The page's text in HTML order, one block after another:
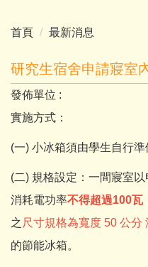
到
要
內
容
區
首頁 最新消息
研究生宿舍申請寢室
發佈單位 :
實施方式：
(一) 小冰箱須由學生自行準
(二) 規格設定：一間寢室
消耗電功率不得超過100瓦
之 尺寸規格為寬度 50 公分
的節能冰箱。